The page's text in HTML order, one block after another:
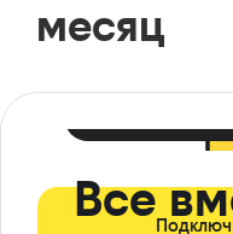
месяц
Все